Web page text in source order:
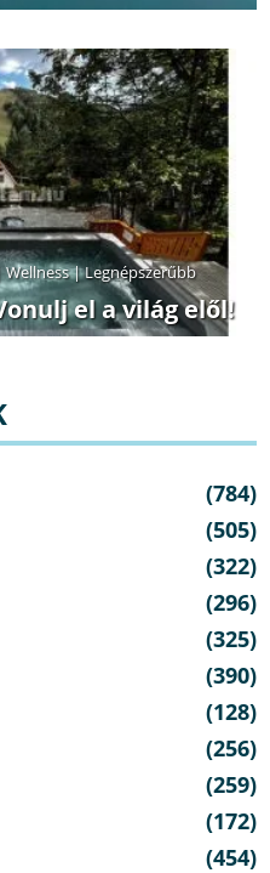
Wellness|Legnépszerűbb
el a világ elől!
(784)
(505)
(322)
(296)
(325)
(390)
(128)
(256)
(259)
(172)
(454)